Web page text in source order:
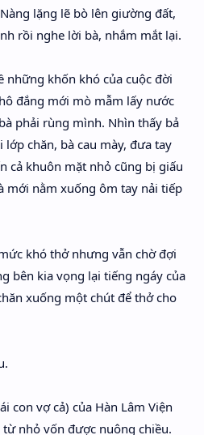
lặng lẽ bò lên giường đất,
rồi nghe lời bà, nhắm mắt lại.
những khốn khó của cuộc đời
đắng mới mò mẫm lấy nước
phải rùng mình. Nhìn thấy bả
lớp chăn, bà cau mày, đưa tay
cả khuôn mặt nhỏ cũng bị giấu
mới nằm xuống ôm tay nải tiếp
khó thở nhưng vẫn chờ đợi
bên kia vọng lại tiếng ngáy của
xuống một chút để thở cho
con vợ cả) của Hàn Lâm Viện
nhỏ vốn được nuông chiều.